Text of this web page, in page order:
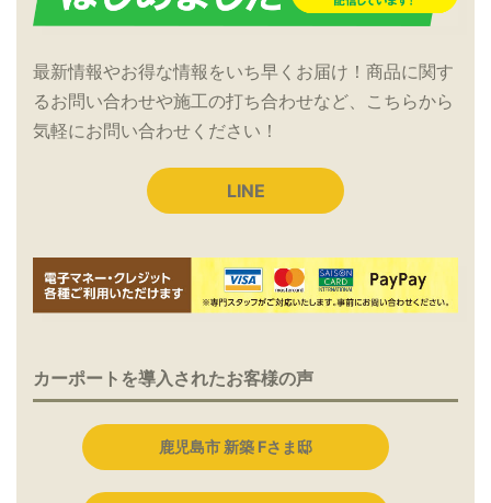
最新情報やお得な情報をいち早くお届け！商品に関す
るお問い合わせや施工の打ち合わせなど、こちらから
気軽にお問い合わせください！
LINE
カーポートを導入されたお客様の声
鹿児島市 新築 Fさま邸